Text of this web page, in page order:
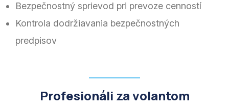
Bezpečnostný sprievod pri prevoze cenností
Kontrola dodržiavania bezpečnostných
predpisov
Profesionáli za volantom